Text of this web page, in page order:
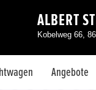
ALBERT
Kobelweg 66,
Angebote